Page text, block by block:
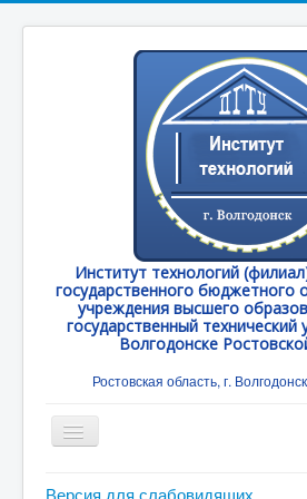
Институт технологий
государственного бюджетного
учреждения высшего
государственный технический
Волгодонске
Ростовская область, г.
Toggle
Navigation
Главная
Версия для слабовидящих